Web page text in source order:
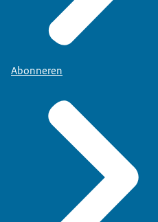
Abonneren